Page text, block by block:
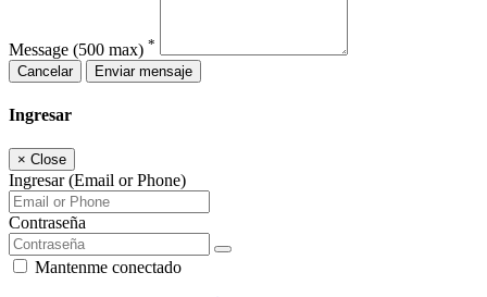
Message (500 max) *
Cancelar
Enviar mensaje
Ingresar
× Close
Ingresar (Email or Phone)
Contraseña
Mantenme conectado